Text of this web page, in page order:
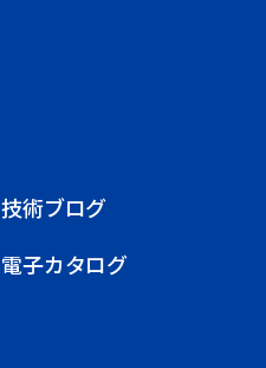
技術ブログ
電子カタログ